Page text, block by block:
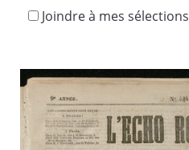
Joindre à mes sélections